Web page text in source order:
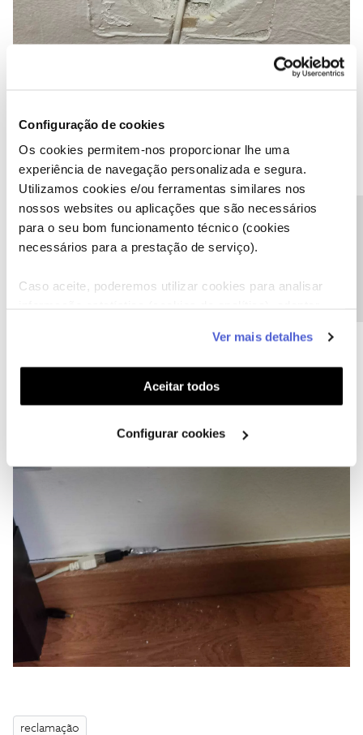
Configuração de cookies
Os cookies permitem-nos proporcionar lhe uma
experiência de navegação personalizada e segura.
Utilizamos cookies e/ou ferramentas similares nos
nossos websites ou aplicações que são necessários
para o seu bom funcionamento técnico (cookies
necessários para a prestação de serviço).
Caso aceite, poderemos utilizar cookies para analisar
funcionalidades (cookies de personalização e
funcionalidade) e adaptar anúncios aos seus interesses
(cookies de publicidade personalizada). Pode gerir a
utilização dos cookies clicando em "Configurar
Ver mais detalhes
Aceitar todos
Configurar cookies
reclamação